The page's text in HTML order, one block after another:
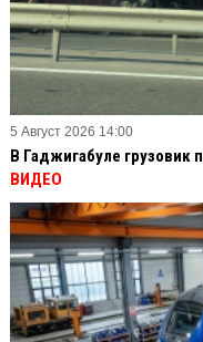
5 Август 2026 14:00
В Гаджигабуле грузовик
ВИДЕО